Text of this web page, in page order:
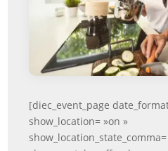
[diec_event_page
show_location= »on »